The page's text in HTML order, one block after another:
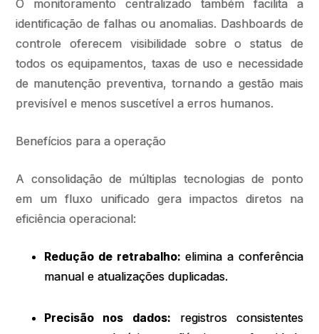
O monitoramento centralizado também facilita a
identificação de falhas ou anomalias. Dashboards de
controle oferecem visibilidade sobre o status de
todos os equipamentos, taxas de uso e necessidade
de manutenção preventiva, tornando a gestão mais
previsível e menos suscetível a erros humanos.
Benefícios para a operação
A consolidação de múltiplas tecnologias de ponto
em um fluxo unificado gera impactos diretos na
eficiência operacional:
Redução de retrabalho: elimina a conferência
manual e atualizações duplicadas.
Precisão nos dados: registros consistentes